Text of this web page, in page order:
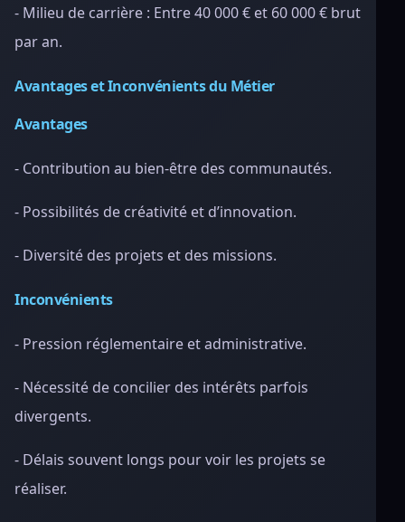
- Milieu de carrière : Entre 40 000 € et 60 000 € brut
par an.
Avantages et Inconvénients du Métier
Avantages
- Contribution au bien-être des communautés.
- Possibilités de créativité et d’innovation.
- Diversité des projets et des missions.
Inconvénients
- Pression réglementaire et administrative.
- Nécessité de concilier des intérêts parfois
divergents.
- Délais souvent longs pour voir les projets se
réaliser.